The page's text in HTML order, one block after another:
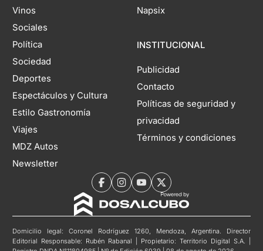
Vinos
Sociales
Política
Sociedad
Deportes
Espectáculos y Cultura
Estilo Gastronomía
Viajes
MDZ Autos
Newsletter
Napsix
INSTITUCIONAL
Publicidad
Contacto
Políticas de seguridad y
privacidad
Términos y condiciones
Domicilio legal: Coronel Rodríguez 1260, Mendoza, Argentina. Director
Editorial Responsable: Rubén Rabanal | Propietario: Territorio Digital S.A. |